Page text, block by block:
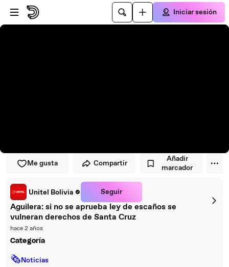
Saltar al reproductor
Saltar al contenido principal
Iniciar sesión
Me gusta Compartir
Añadir
marcador
Unitel Bolivia Seguir
Aguilera: si no se aprueba ley de escaños se
vulneran derechos de Santa Cruz
hace 2 años
Categoría
🗞Noticias